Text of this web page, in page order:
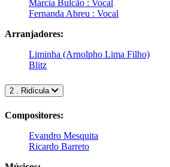
Márcia Bulcão : Vocal
Fernanda Abreu : Vocal
Arranjadores:
Liminha (Arnolpho Lima Filho)
Blitz
2 . Ridícula
Compositores:
Evandro Mesquita
Ricardo Barreto